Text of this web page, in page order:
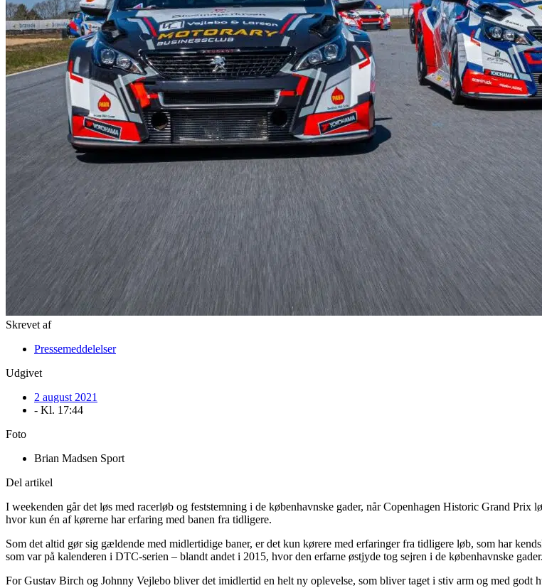
Skrevet af
Pressemeddelelser
Udgivet
2 august 2021
- Kl. 17:44
Foto
Brian Madsen Sport
Del artikel
I weekenden går det løs med racerløb og feststemning i de københavnske gader, når Copenhagen Historic Grand
hvor kun én af kørerne har erfaring med banen fra tidligere.
Som det altid gør sig gældende med midlertidige baner, er det kun kørere med erfaringer fra tidligere løb, som har
som var på kalenderen i DTC-serien – blandt andet i 2015, hvor den erfarne østjyde tog sejren i de københavnske gader.
For Gustav Birch og Johnny Vejlebo bliver det imidlertid en helt ny oplevelse, som bliver taget i stiv arm og med godt